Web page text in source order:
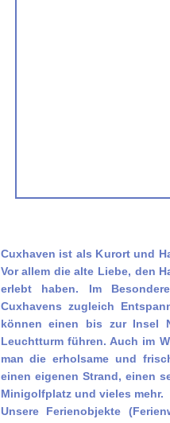
Cuxhaven ist als Kurort und
Vor allem die alte Liebe, den
erlebt haben. Im
Cuxhavens zugleich
können einen bis zur Insel
Leuchtturm führen. Auch im
man die erholsame und
einen eigenen Strand, einen
Minigolfplatz und vieles mehr.
Unsere Ferienobjekte